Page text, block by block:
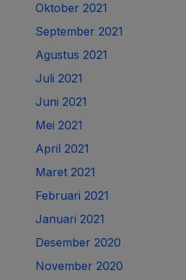
Oktober 2021
September 2021
Agustus 2021
Juli 2021
Juni 2021
Mei 2021
April 2021
Maret 2021
Februari 2021
Januari 2021
Desember 2020
November 2020